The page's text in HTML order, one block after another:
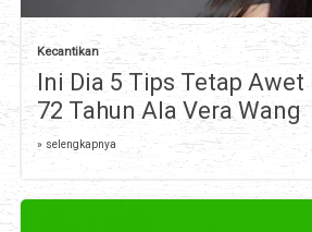
Kecantikan
Ini Dia 5 Tips Tetap Awet
72 Tahun Ala Vera Wang
» selengkapnya